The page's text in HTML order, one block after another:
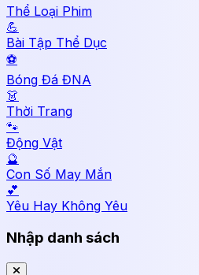
Thể Loại Phim
💪
Bài Tập Thể Dục
⚽
Bóng Đá ĐNA
👗
Thời Trang
🐾
Động Vật
🔮
Con Số May Mắn
💕
Yêu Hay Không Yêu
Nhập danh sách